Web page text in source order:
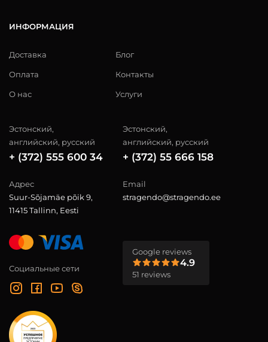
ИНФОРМАЦИЯ
Доставка
Оплата
О нас
Блог
Контакты
Услуги
Эстонский,
английский, русский
+ (372) 555 600 34
Эстонский,
английский, русский
+ (372) 55 666 158
Адрес
Suur-Sõjamäe põik 9,
11415 Tallinn, Eesti
Email
stragendo@stragendo.ee
Социальные сети
Google reviews
4.9
51 reviews